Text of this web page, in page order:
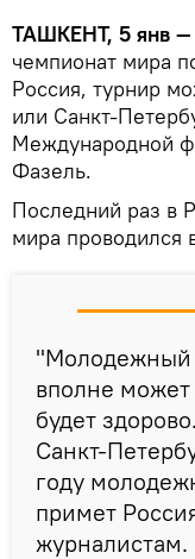
ТАШКЕНТ, 5 янв —
чемпионат мира
Россия, турнир
или Санкт-
Международной
Фазель.
Последний раз в
мира проводился
"Молодежный
вполне может
будет
Санкт-
году
примет
журналистам.